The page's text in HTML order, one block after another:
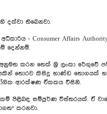
දක්වා තිබෙනවා.
- Consumer Affairs
දෙන්නම්.
කරන තෙක් ශ්‍රී ලංකා රේගුවේ
තොරව කිසිදු භාණ්ඩ තොගයක්
ආරක්ෂණ ඒකකය විසිනි.
පිළිබඳ සම්පූර්ණ විස්තරයක්. ඒ
කරනවා.